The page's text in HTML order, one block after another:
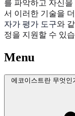
를 파악하고 자신
서 이러한 기술을
자가 평가 도구와
정을 지원할 수 있
Menu
에코이스트란 무엇인